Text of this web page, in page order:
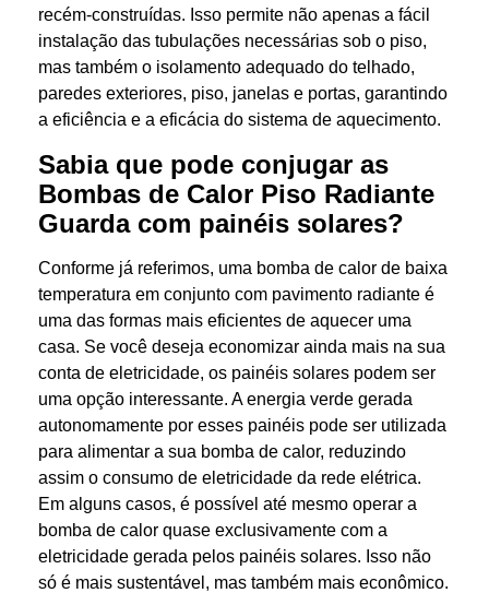
recém-construídas. Isso permite não apenas a fácil
instalação das tubulações necessárias sob o piso,
mas também o isolamento adequado do telhado,
paredes exteriores, piso, janelas e portas, garantindo
a eficiência e a eficácia do sistema de aquecimento.
Sabia que pode conjugar as
Bombas de Calor Piso Radiante
Guarda com painéis solares?
Conforme já referimos, uma bomba de calor de baixa
temperatura em conjunto com pavimento radiante é
uma das formas mais eficientes de aquecer uma
casa. Se você deseja economizar ainda mais na sua
conta de eletricidade, os painéis solares podem ser
uma opção interessante. A energia verde gerada
autonomamente por esses painéis pode ser utilizada
para alimentar a sua bomba de calor, reduzindo
assim o consumo de eletricidade da rede elétrica.
Em alguns casos, é possível até mesmo operar a
bomba de calor quase exclusivamente com a
eletricidade gerada pelos painéis solares. Isso não
só é mais sustentável, mas também mais econômico.